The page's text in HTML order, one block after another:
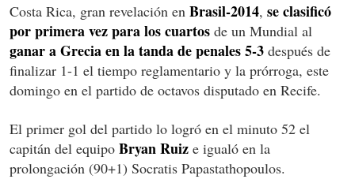
Costa Rica, gran revelación en Brasil-2014, se clasificó
por primera vez para los cuartos de un Mundial al
ganar a Grecia en la tanda de penales 5-3 después de
finalizar 1-1 el tiempo reglamentario y la prórroga, este
domingo en el partido de octavos disputado en Recife.
El primer gol del partido lo logró en el minuto 52 el
capitán del equipo Bryan Ruiz e igualó en la
prolongación (90+1) Socratis Papastathopoulos.